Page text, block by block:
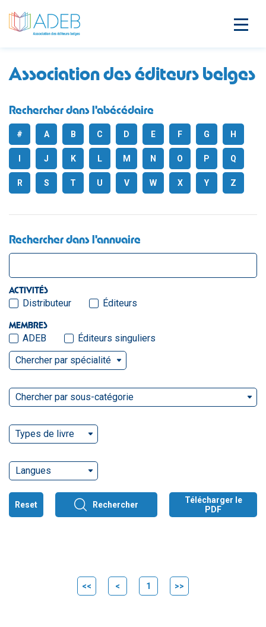
Association des éditeurs belges
Rechercher dans l'abécédaire
# A B C D E F G H
J K L M N O P Q
R S T U V W X Y Z
Rechercher dans l'annuaire
ACTIVITÉS
Distributeur Éditeurs
MEMBRES
ADEB
Éditeurs singuliers
Chercher par spécialité
Chercher par sous-catégorie
Types de livre
Langues
Reset Rechercher
Télécharger le
PDF
<< < 1 >>